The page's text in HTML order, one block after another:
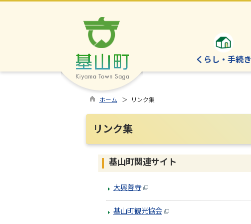
くらし・手続き
ホーム ＞ リンク集
リンク集
基山町関連サイト
大興善寺
基山町観光協会